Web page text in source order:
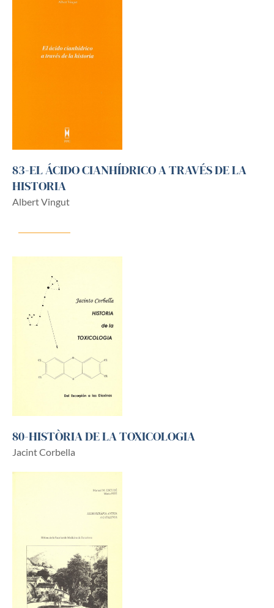
83-EL ÁCIDO CIANHÍDRICO A TRAVÉS DE LA
HISTORIA
Albert Vingut
80-HISTÒRIA DE LA TOXICOLOGIA
Jacint Corbella